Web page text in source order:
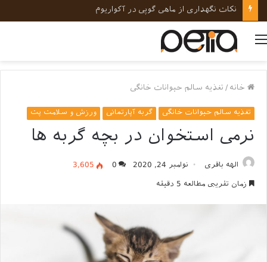
نکات نگهداری از ماهی گوپی در آکواریوم
منو
خانه / تغذیه سالم حیوانات خانگی
تغذیه سالم حیوانات خانگی گربه آپارتمانی ورزش و سلامت پت
نرمی استخوان در بچه گربه ها
الهه باقری نوامبر 24, 2020 0
3,605
زمان تقریبی مطالعه 5 دقیقه